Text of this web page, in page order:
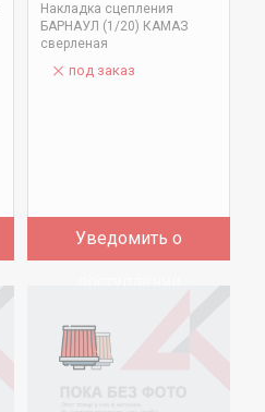
Накладка сцепления
БАРНАУЛ (1/20) КАМАЗ
сверленая
под заказ
Уведомить о